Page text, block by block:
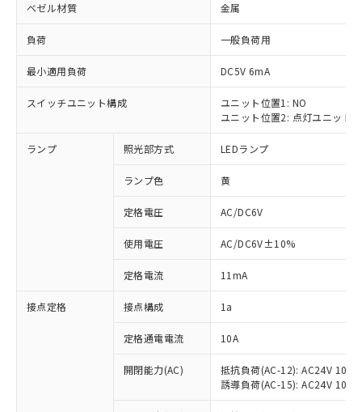
ベゼル材質 金属
負荷 一般負荷用
最小適用負荷 DC5V 6mA
スイッチユニット構成
ユニット位置1: NO
ユニット位置2: 点灯ユニット
ランプ 照光部方式 LEDランプ
ランプ色 黄
定格電圧 AC/DC6V
使用電圧 AC/DC6V±10%
定格電流 11mA
接点定格 接点構成 1a
定格通電電流 10A
開閉能力(AC)
抵抗負荷(AC-12): AC24V 10A/
誘導負荷(AC-15): AC24V
以下の条件をお読みいただき、同意のうえ
本サービスは、当社制御機器事業取扱
商品の当社在庫状況および標準価格
(税抜)を提供させていただくもので
当社制御機器事業取扱商品の中には、
本サービスの対象外となる商品もある
非含有に対応した製品が提供可能な商品で
対応予定：EU RoHS指令（10物質）の非含
有に対応した製品に切り替える予定のある
対応予定なし：EU RoHS指令（10物質）の
非含有に非対応の商品で、対応品を出す予
調査・確認中：EU RoHS指令（10物質）の
非含有の対応状況を調査中または確認中の
非該当品：ライセンス料など無形物で、有
害物質有無と関係のない商品です。
仕入先様の事情により、非含有部品として
「○」：最大均質材料含有率が中国RoHSの
基準値以下であることを示します。
「×」：最大均質材料含有率が中国RoHSの